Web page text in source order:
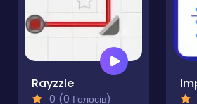
Rayzzle
0 (0 Голосів)